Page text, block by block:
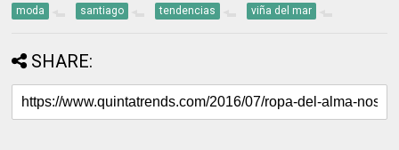
moda santiago tendencias viña del mar
SHARE: